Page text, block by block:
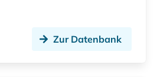
Zur Datenbank